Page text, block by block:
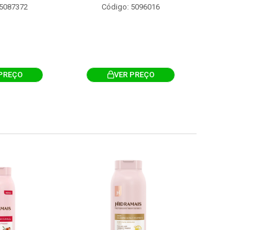
Código: 5096016
VER PREÇO